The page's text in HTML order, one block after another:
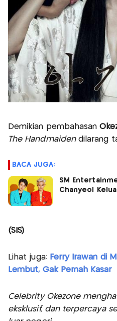
Demikian pembahasan
The Handmaidendilarang
BACA JUGA:
SM
Chanyeol
(SIS)
Lihat juga: Ferry Irawan di
Lembut, Gak Pernah Kasar
Celebrity Okezone
eksklusif, dan terpercaya